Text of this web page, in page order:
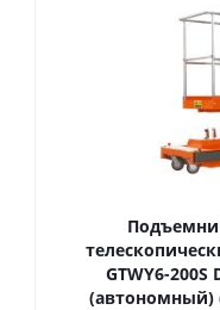
телескопический 200
GTWY6-
(автономный)